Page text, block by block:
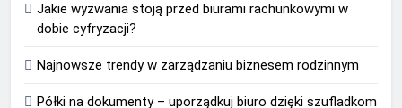
Jakie wyzwania stoją przed biurami rachunkowymi w
dobie cyfryzacji?
Najnowsze trendy w zarządzaniu biznesem rodzinnym
Półki na dokumenty – uporządkuj biuro dzięki szufladkom